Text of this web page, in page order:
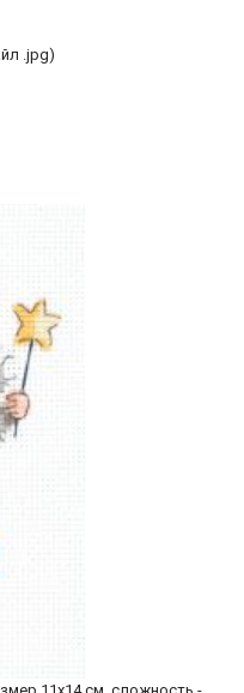
.jpg)
11х14 см, сложность -